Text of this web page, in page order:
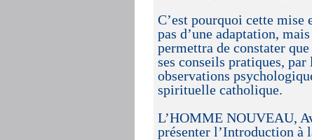
C’est pourquoi cette mise
pas d’une adaptation,
permettra de constater
ses conseils pratiques,
observations
spirituelle catholique.
L’HOMME NOUVEAU,
présenter l’Introduction à